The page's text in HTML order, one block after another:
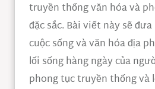
truyền thống văn hóa và
đặc sắc. Bài viết này sẽ
cuộc sống và văn hóa địa
lối sống hàng ngày của
phong tục truyền thống và